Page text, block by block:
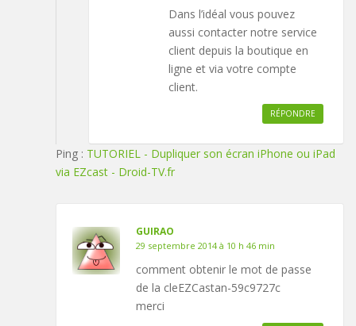
Dans l’idéal vous pouvez
aussi contacter notre service
client depuis la boutique en
ligne et via votre compte
client.
RÉPONDRE
Ping : TUTORIEL - Dupliquer son écran iPhone ou iPad
via EZcast - Droid-TV.fr
GUIRAO
29 septembre 2014 à 10 h 46 min
comment obtenir le mot de passe
de la cleEZCastan-59c9727c
merci